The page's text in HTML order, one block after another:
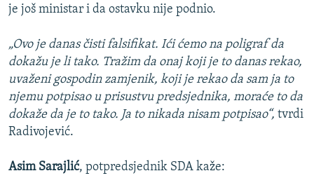
je još ministar i da ostavku nije podnio.
„Ovo je danas čisti falsifikat. Ići ćemo na poligraf da
dokažu je li tako. Tražim da onaj koji je to danas rekao,
uvaženi gospodin zamjenik, koji je rekao da sam ja to
njemu potpisao u prisustvu predsjednika, moraće to da
dokaže da je to tako. Ja to nikada nisam potpisao“, tvrdi
Radivojević.
Asim Sarajlić, potpredsjednik SDA kaže: